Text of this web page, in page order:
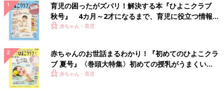
育児の困ったがズバリ！解決する本『ひよこクラブ
秋号』 4カ月～2才になるまで、育児に役立つ情報が
いっぱい！
赤ちゃん・育児
赤ちゃんのお世話まるわかり！『初めてのひよこクラ
ブ 夏号』〈巻頭大特集〉初めての授乳がうまくい
く！ おっぱい・ミルクの基本と夏のトラブル 解決テ
赤ちゃん・育児